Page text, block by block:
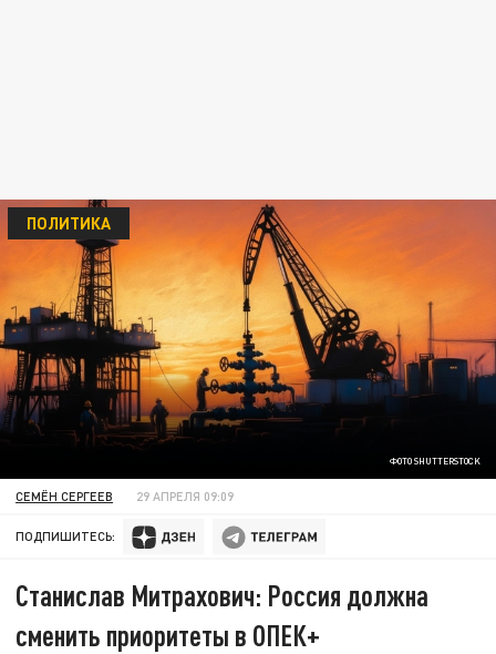
ФОТО SHUTTERSTOCK
ПОЛИТИКА
СЕМЁН СЕРГЕЕВ 29 АПРЕЛЯ 09:09
ПОДПИШИТЕСЬ:
Станислав Митрахович: Россия должна
сменить приоритеты в ОПЕК+